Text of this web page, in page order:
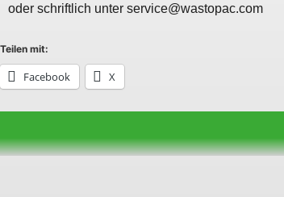
oder schriftlich unter service@wastopac.com
Teilen mit:
Facebook X